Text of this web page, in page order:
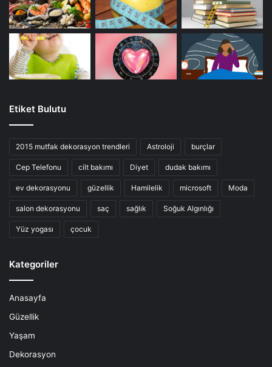
Etiket Bulutu
2015 mutfak dekorasyon trendleri Astroloji burçlar
Cep Telefonu cilt bakımı Diyet dudak bakımı
ev dekorasyonu güzellik Hamilelik microsoft Moda
salon dekorasyonu saç sağlık Soğuk Algınlığı
Yüz yogası çocuk
Kategoriler
Anasayfa
Güzellik
Yaşam
Dekorasyon